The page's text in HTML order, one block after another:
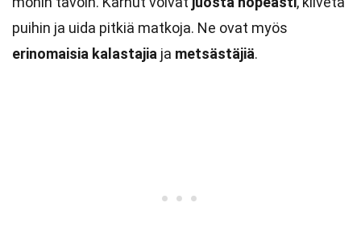
puihin ja uida pitkiä matkoja. Ne ovat myös
erinomaisia kalastajia ja metsästäjiä.